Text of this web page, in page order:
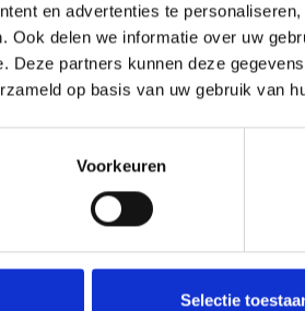
en advertenties te
Ook delen we informatie over uw
Deze partners kunnen deze
op basis van uw gebruik van
Voorkeuren
Selectie
een heerlijke
u van een